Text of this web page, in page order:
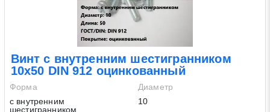
Винт с внутренним шестигранником
10х50 DIN 912 оцинкованный
Форма
с внутренним
шестигранником
Диаметр
10